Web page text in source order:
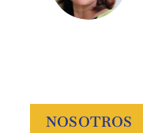
NOSOTROS